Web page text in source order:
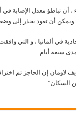
، أن تباطؤ معدل الإصابة
ويمكن أن تعود بحذر إلى
قرارات تخفيف القيود بأيدي 16 ولاية اتحادية
لاومان إن الحاجز تم